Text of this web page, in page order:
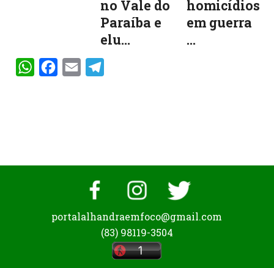
no Vale do
Paraíba e
elu...
homicídios
em guerra
...
WhatsAppFacebook
Email
portalalhandraemfoco@gmail.com
(83) 98119-3504